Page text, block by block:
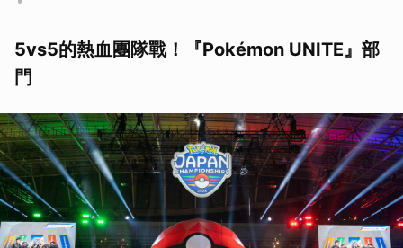
5vs5的熱血團隊戰！『Pokémon UNITE』部
門